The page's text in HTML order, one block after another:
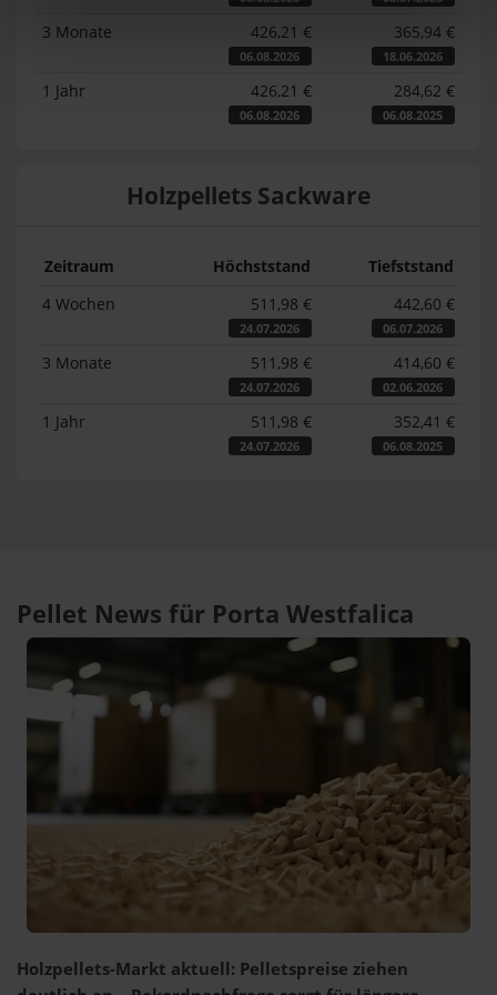
3 Monate 426,21 €
06.08.2026
365,94 €
18.06.2026
1 Jahr 426,21 €
06.08.2026
284,62 €
06.08.2025
Holzpellets Sackware
Zeitraum Höchststand
Tiefststand
4 Wochen
511,98 €
24.07.2026
442,60 €
06.07.2026
3 Monate 511,98 €
24.07.2026
414,60 €
02.06.2026
1 Jahr 511,98 €
24.07.2026
352,41 €
06.08.2025
Pellet News für Porta Westfalica
Holzpellets-Markt aktuell: Pelletspreise ziehen